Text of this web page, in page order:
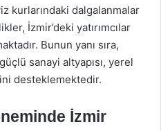
kurlarındaki dalgalanmalar
İzmir’deki yatırımcılar
Bunun yanı sıra,
sanayi altyapısı, yerel
desteklemektedir.
İzmir